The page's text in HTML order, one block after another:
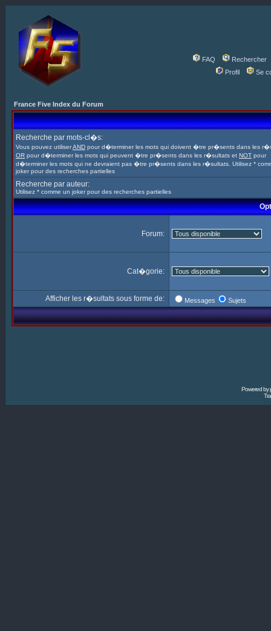
FAQ
Rechercher
Profil
Se
France Five Index du Forum
Recherche par mots-cl�s:
Vous pouvez utiliserAND pour d�terminer les mots qui doivent �tre pr�sents dans les
OR pour d�terminer les mots qui peuvent �tre pr�sents dans les r�sultats et NOT pour
d�terminer les mots qui ne devraient pas �tre pr�sents dans les r�sultats. Utilisez *
joker pour des recherches partielles
Recherche par auteur:
Utilisez * comme un joker pour des recherches partielles
Forum:
Cat�gorie:
Afficher les r�sultats sous forme de: Messages Sujets
Powered by